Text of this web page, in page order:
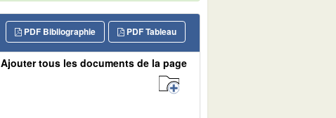
PDF Tableau
PDF Bibliographie
Ajouter tous les documents de la page